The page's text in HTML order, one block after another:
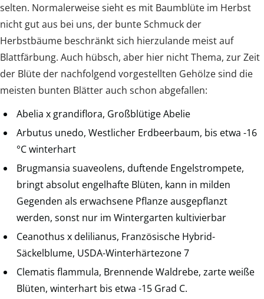
selten. Normalerweise sieht es mit Baumblüte im Herbst
nicht gut aus bei uns, der bunte Schmuck der
Herbstbäume beschränkt sich hierzulande meist auf
Blattfärbung. Auch hübsch, aber hier nicht Thema, zur Zeit
der Blüte der nachfolgend vorgestellten Gehölze sind die
meisten bunten Blätter auch schon abgefallen:
Abelia x grandiflora, Großblütige Abelie
Arbutus unedo, Westlicher Erdbeerbaum, bis etwa -16
°C winterhart
Brugmansia suaveolens, duftende Engelstrompete,
bringt absolut engelhafte Blüten, kann in milden
Gegenden als erwachsene Pflanze ausgepflanzt
werden, sonst nur im Wintergarten kultivierbar
Ceanothus x delilianus, Französische Hybrid-
Säckelblume, USDA-Winterhärtezone 7
Clematis flammula, Brennende Waldrebe, zarte weiße
Blüten, winterhart bis etwa -15 Grad C.